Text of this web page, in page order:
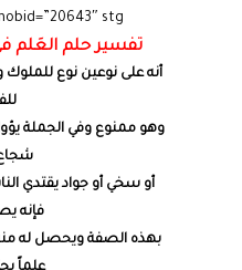
stg=””]
تفسير حلم العَلم
أنه على نوعين نوع
وهو ممنوع وفي الجملة
أو سخي أو جواد يقتدي
فإنه
بهذه الصفة ويحصل له